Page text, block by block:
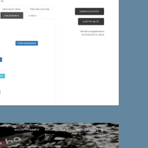
Bourgogne